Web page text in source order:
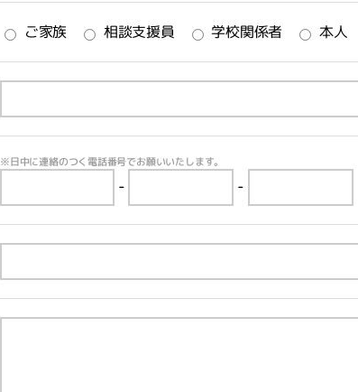
ご家族 相談支援員 学校関係者 本人
※日中に連絡のつく電話番号でお願いいたします。
- -